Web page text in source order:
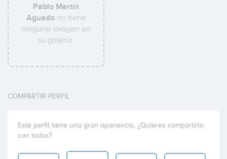
Pablo Martín
Aguadono tiene
ninguna imágen en
su galería.
COMPARTIR PERFIL
Este perfil tiene una gran apariencia. ¿Quieres compartirlo
con todos?